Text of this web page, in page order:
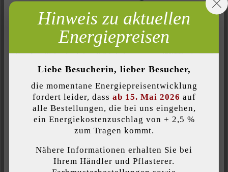
Marketing Inaktiv
Inaktiv
Komfort (Seitenfunktionalität) Inaktiv
Inaktiv
Individuelle Cookies akzeptieren
Funktionalität bieten zu können...Mehr Informationen
Hinweis zu aktuellen
Energiepreisen
Liebe Besucherin, lieber Besucher,
die momentane Energiepreisentwicklung
fordert leider, dass ab 15. Mai 2026 auf
alle Bestellungen, die bei uns eingehen,
ein Energiekostenzuschlag von + 2,5 %
zum Tragen kommt.
Nähere Informationen erhalten Sie bei
Ihrem Händler und Pflasterer.